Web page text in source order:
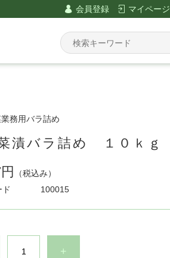
会員登録 マイページ
務用バラ詰め
漬バラ詰め １０ｋｇ
（税込み）
100015
+